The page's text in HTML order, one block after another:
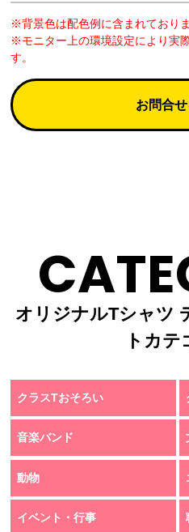
※背景色は配色例に含まれておりま
※モニター上の環境設定により実
す。
お問合
オリジナルTシャツ
トカテ
クラスTおそろい
音楽バンド
動物
イベント・行事